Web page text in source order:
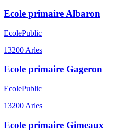
Ecole primaire Albaron
EcolePublic
13200 Arles
Ecole primaire Gageron
EcolePublic
13200 Arles
Ecole primaire Gimeaux